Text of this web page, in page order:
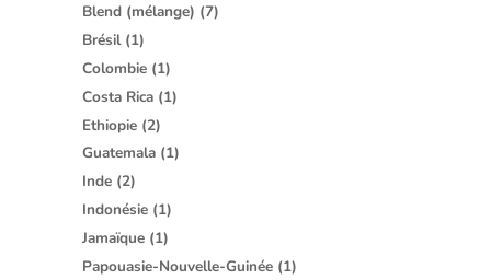
Blend (mélange) (7)
Brésil (1)
Colombie (1)
Costa Rica (1)
Ethiopie (2)
Guatemala (1)
Inde (2)
Indonésie (1)
Jamaïque (1)
Papouasie-Nouvelle-Guinée (1)